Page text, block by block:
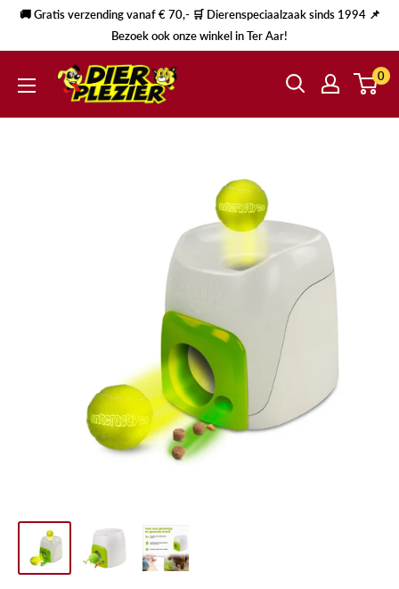
🚚 Gratis verzending vanaf € 70,- 🛒 Dierenspeciaalzaak sinds 1994 📌
Bezoek ook onze winkel in Ter Aar!
0